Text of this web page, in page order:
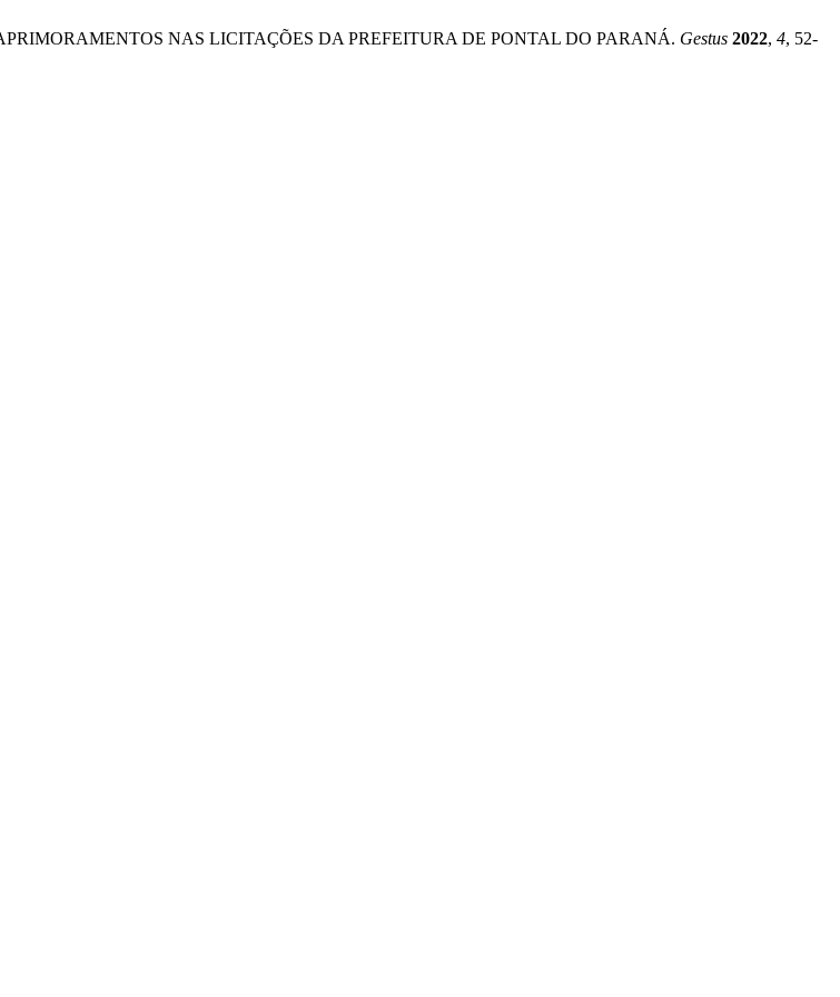
NAS LICITAÇÕES DA PREFEITURA DE PONTAL DO PARANÁ. Gestus 2022, 4, 52-